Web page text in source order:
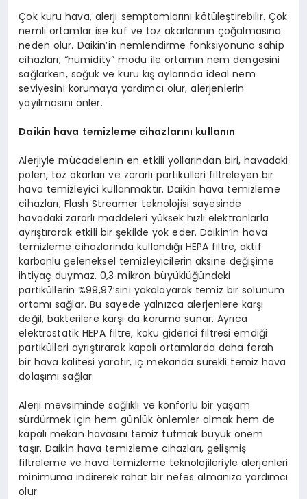
Çok kuru hava, alerji semptomlarını kötüleştirebilir. Çok
nemli ortamlar ise küf ve toz akarlarının çoğalmasına
neden olur. Daikin’in nemlendirme fonksiyonuna sahip
cihazları, “humidity” modu ile ortamın nem dengesini
sağlarken, soğuk ve kuru kış aylarında ideal nem
seviyesini korumaya yardımcı olur, alerjenlerin
yayılmasını önler.
Daikin hava temizleme cihazlarını kullanın
Alerjiyle mücadelenin en etkili yollarından biri, havadaki
polen, toz akarları ve zararlı partikülleri filtreleyen bir
hava temizleyici kullanmaktır. Daikin hava temizleme
cihazları, Flash Streamer teknolojisi sayesinde
havadaki zararlı maddeleri yüksek hızlı elektronlarla
ayrıştırarak etkili bir şekilde yok eder. Daikin’in hava
temizleme cihazlarında kullandığı HEPA filtre, aktif
karbonlu geleneksel temizleyicilerin aksine değişime
ihtiyaç duymaz. 0,3 mikron büyüklüğündeki
partiküllerin %99,97’sini yakalayarak temiz bir solunum
ortamı sağlar. Bu sayede yalnızca alerjenlere karşı
değil, bakterilere karşı da koruma sunar. Ayrıca
elektrostatik HEPA filtre, koku giderici filtresi emdiği
partikülleri ayrıştırarak kapalı ortamlarda daha ferah
bir hava kalitesi yaratır, iç mekanda sürekli temiz hava
dolaşımı sağlar.
Alerji mevsiminde sağlıklı ve konforlu bir yaşam
sürdürmek için hem günlük önlemler almak hem de
kapalı mekan havasını temiz tutmak büyük önem
taşır. Daikin hava temizleme cihazları, gelişmiş
filtreleme ve hava temizleme teknolojileriyle alerjenleri
minimuma indirerek rahat bir nefes almanıza yardımcı
olur.